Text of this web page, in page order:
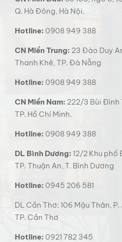
Q. Hà Đông, Hà Nội.
Hotline: 0908 949 388
CN Miền Trung: 23 Đào Duy
Thanh Khê, TP. Đà Nẵng
Hotline: 0908 949 388
CN Miền Nam: 222/3 Bùi Đình
TP. Hồ Chí Minh.
Hotline: 0908 949 388
DL Bình Dương: 12/2 Khu phố
TP. Thuận An, T. Bình Dương
Hotline: 0945 206 581
DL Cần Thơ: 106 Mậu Thân, P.
TP. Cần Thơ
Hotline: 0921 782 345